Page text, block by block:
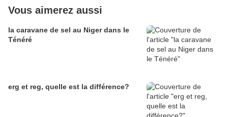
Vous aimerez aussi
la caravane de sel au Niger dans le
Ténéré
erg et reg, quelle est la différence?